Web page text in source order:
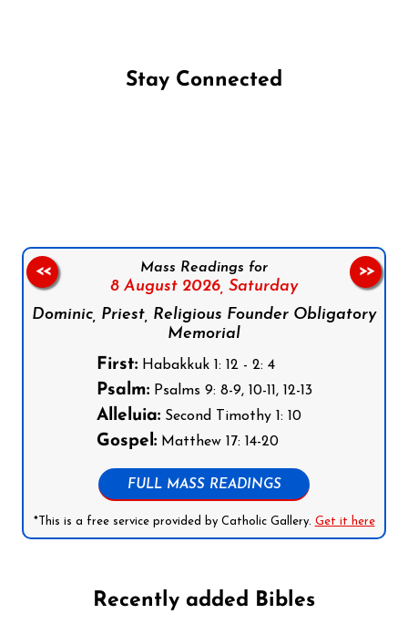
Stay Connected
Mass Readings for
8 August 2026, Saturday
Dominic, Priest, Religious Founder Obligatory
Memorial
First:Habakkuk 1: 12 - 2: 4
Psalm:Psalms 9: 8-9, 10-11, 12-13
Alleluia:Second Timothy 1: 10
Gospel:Matthew 17: 14-20
FULL MASS READINGS
*This is a free service provided by Catholic Gallery. Get it here
<< >>
Recently added Bibles